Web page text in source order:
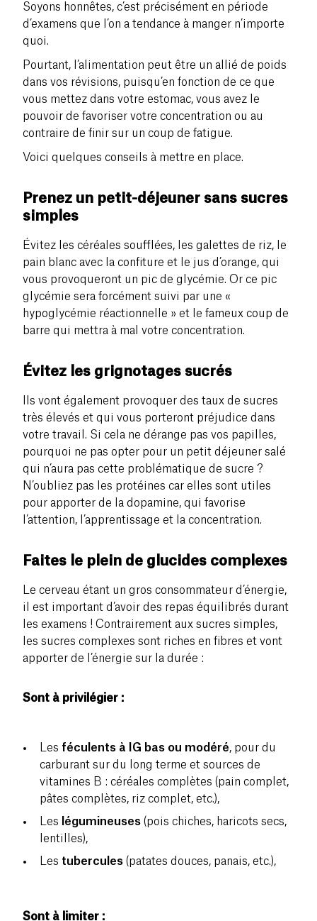
Soyons honnêtes, c’est précisément en période
d’examens que l’on a tendance à manger n’importe
quoi.
Pourtant, l’alimentation peut être un allié de poids
dans vos révisions, puisqu’en fonction de ce que
vous mettez dans votre estomac, vous avez le
pouvoir de favoriser votre concentration ou au
contraire de finir sur un coup de fatigue.
Voici quelques conseils à mettre en place.
Prenez un petit-déjeuner sans sucres
simples
Évitez les céréales soufflées, les galettes de riz, le
pain blanc avec la confiture et le jus d’orange, qui
vous provoqueront un pic de glycémie. Or ce pic
glycémie sera forcément suivi par une «
hypoglycémie réactionnelle » et le fameux coup de
barre qui mettra à mal votre concentration.
Évitez les grignotages sucrés
Ils vont également provoquer des taux de sucres
très élevés et qui vous porteront préjudice dans
votre travail. Si cela ne dérange pas vos papilles,
pourquoi ne pas opter pour un petit déjeuner salé
qui n’aura pas cette problématique de sucre ?
N’oubliez pas les protéines car elles sont utiles
pour apporter de la dopamine, qui favorise
l’attention, l’apprentissage et la concentration.
Faites le plein de glucides complexes
Le cerveau étant un gros consommateur d’énergie,
il est important d’avoir des repas équilibrés durant
les examens ! Contrairement aux sucres simples,
les sucres complexes sont riches en fibres et vont
apporter de l’énergie sur la durée :
Sont à privilégier :
Les féculents à IG bas ou modéré, pour du
carburant sur du long terme et sources de
vitamines B : céréales complètes (pain complet,
pâtes complètes, riz complet, etc.),
Les
légumineuses (pois chiches, haricots secs,
lentilles),
Les tubercules (patates douces, panais, etc.),
Sont à limiter :